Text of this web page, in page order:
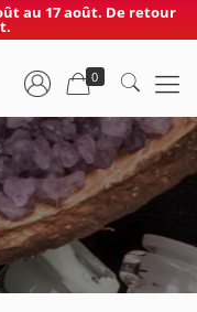
au 17 août. De retour
0